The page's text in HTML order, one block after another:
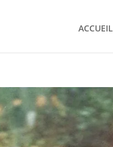
ACCUEIL